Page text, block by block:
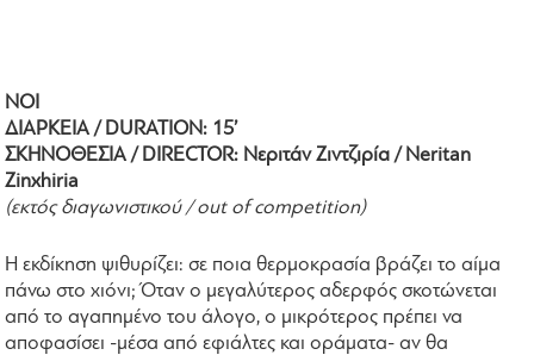
NOI
ΔΙΑΡΚΕΙΑ / DURATION: 15’
ΣΚΗΝΟΘΕΣΙΑ / DIRECTOR: Νεριτάν Ζιντζιρία / Neritan
Zinxhiria
(εκτός διαγωνιστικού / out of competition)
Η εκδίκηση ψιθυρίζει: σε ποια θερμοκρασία βράζει το αίμα
πάνω στο χιόνι; Όταν ο μεγαλύτερος αδερφός σκοτώνεται
από το αγαπημένο του άλογο, ο μικρότερος πρέπει να
αποφασίσει -μέσα από εφιάλτες και οράματα- αν θα